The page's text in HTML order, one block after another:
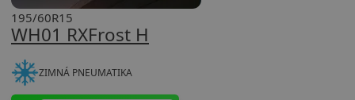
WH01 RXFrost H
195/60R15
ZIMNÁ PNEUMATIKA